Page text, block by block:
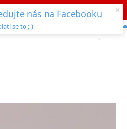
×
nás na Facebooku
se to ;-)